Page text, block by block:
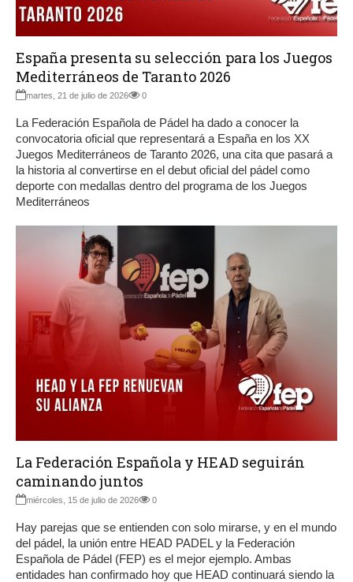
España presenta su selección para los Juegos
Mediterráneos de Taranto 2026
martes, 21 de julio de 2026 0
La Federación Española de Pádel ha dado a conocer la
convocatoria oficial que representará a España en los XX
Juegos Mediterráneos de Taranto 2026, una cita que pasará a
la historia al convertirse en el debut oficial del pádel como
deporte con medallas dentro del programa de los Juegos
Mediterráneos
La Federación Española y HEAD seguirán
caminando juntos
miércoles, 15 de julio de 2026 0
Hay parejas que se entienden con solo mirarse, y en el mundo
del pádel, la unión entre HEAD PADEL y la Federación
Española de Pádel (FEP) es el mejor ejemplo. Ambas
entidades han confirmado hoy que HEAD continuará siendo la